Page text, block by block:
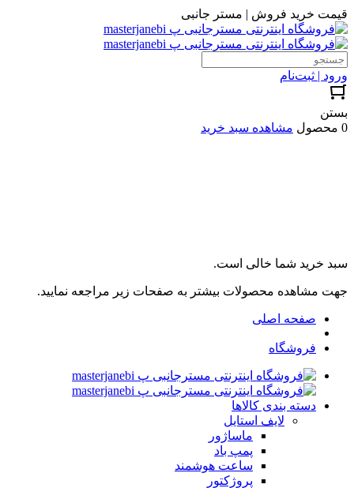
قیمت خرید فروش | مستر جانبی
ورود | ثبت‌نام
بستن
0 محصول
مشاهده سبد خرید
سبد خرید شما خالی است.
جهت مشاهده محصولات بیشتر به صفحات زیر مراجعه نمایید.
صفحه اصلی
فروشگاه
دسته بندی کالاها
لایف استایل
ماساژور
پمپ باد
ساعت هوشمند
پروژکتور